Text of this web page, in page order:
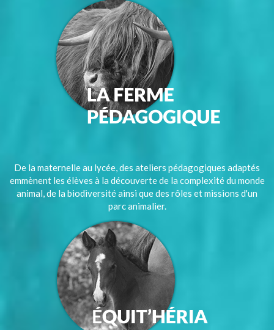
De la maternelle au lycée, des ateliers pédagogiques adaptés
emmènent les élèves à la découverte de la complexité du monde
animal, de la biodiversité ainsi que des rôles et missions d'un
parc animalier.